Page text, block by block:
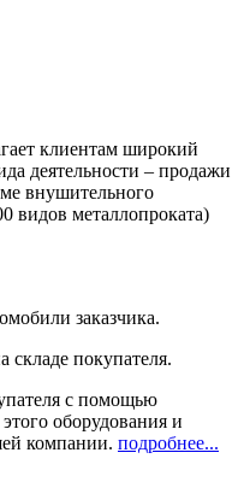
клиентам широкий
деятельности – продажи
внушительного
видов металлопроката)
заказчика.
складе покупателя.
с помощью
оборудования и
компании. подробнее...